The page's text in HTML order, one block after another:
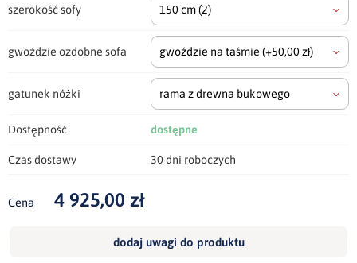
szerokość sofy 150 cm(2)
gwoździe ozdobne sofa gwoździe na taśmie (+50,00 zł)
gatunek nóżki rama z drewna bukowego
Dostępność dostępne
Czas dostawy 30 dni roboczych
Cena 4 925,00 zł
dodaj uwagi do produktu